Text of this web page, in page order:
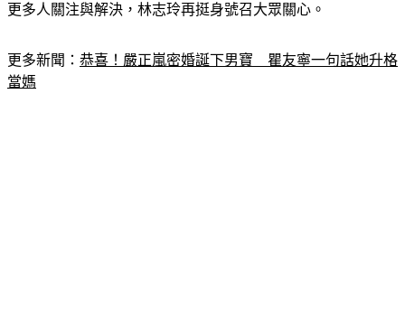
更多人關注與解決，林志玲再挺身號召大眾關心。
更多新聞： 恭喜！嚴正嵐密婚誕下男寶　瞿友寧一句話她升格
當媽